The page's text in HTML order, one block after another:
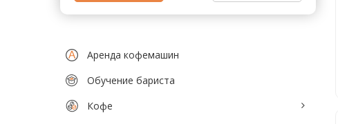
Тепловое оборудование для кафе
Холодильное оборудование
Производители / Бренды
Аренда кофемашин
Обучение бариста
Кофе